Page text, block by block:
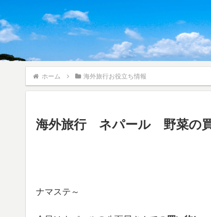
ホーム 海外旅行お役立ち情報
海外旅行 ネパール 野菜の
ナマステ～